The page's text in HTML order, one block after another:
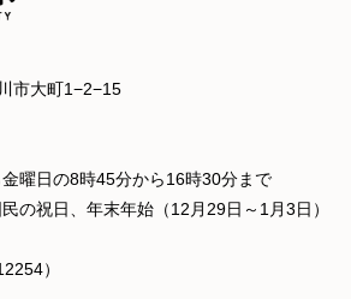
市大町1−2−15
曜日の8時45分から16時30分まで
の祝日、年末年始（12月29日～1月3日）
）